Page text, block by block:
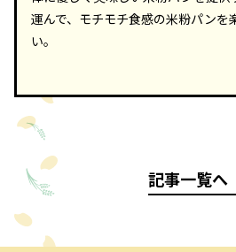
運んで、モチモチ食感の米粉パンを
い。
記事一覧へ